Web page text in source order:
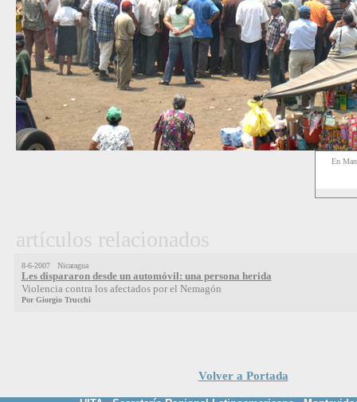
En
artículos relacionados
8-6-2007 Nicaragua
Les dispararon desde un automóvil: una persona herida
Violencia contra los afectados por el Nemagón
Por Giorgio Trucchi
Volver a Portada